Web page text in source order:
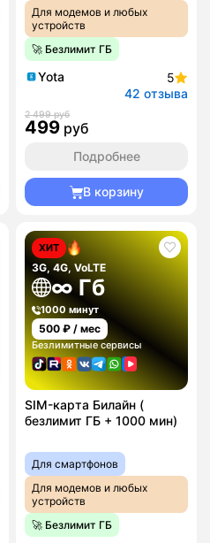
Для модемов и любых
устройств
🚀 Безлимит ГБ
Yota
5
42 отзыва
2 499 руб
499 руб
Подробнее
В корзину
ХИТ
3G, 4G, VoLTE
∞ Гб
1000 минут
500 ₽ / мес
Безлимитные сервисы
SIM-карта Билайн (
безлимит ГБ + 1000 мин)
Для смартфонов
Для модемов и любых
устройств
🚀 Безлимит ГБ